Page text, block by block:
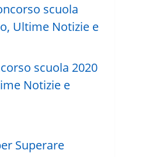
scuola 2020
Notizie e